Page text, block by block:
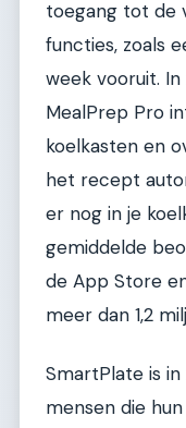
toegang tot de
functies, zoals
week vooruit.
MealPrep Pro
koelkasten en
het recept
er nog in je
gemiddelde
de App Store
meer dan 1,2
SmartPlate is
mensen die